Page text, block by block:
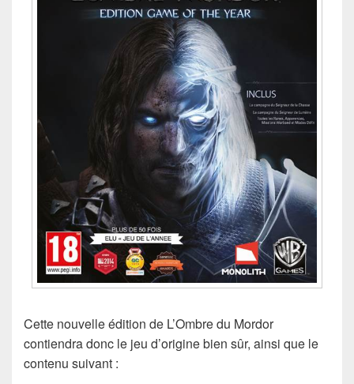
Cette nouvelle édition de L’Ombre du Mordor
contiendra donc le jeu d’origine bien sûr, ainsi que le
contenu suivant :